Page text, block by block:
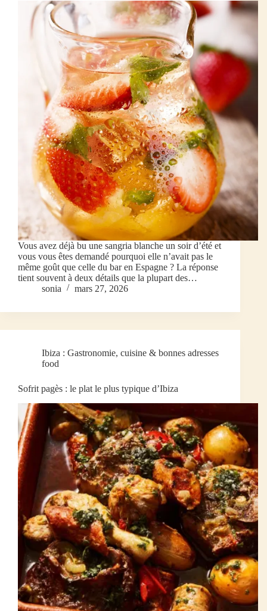
Vous avez déjà bu une sangria blanche un soir d’été et
vous vous êtes demandé pourquoi elle n’avait pas le
même goût que celle du bar en Espagne ? La réponse
tient souvent à deux détails que la plupart des…
sonia
mars 27, 2026
Ibiza : Gastronomie, cuisine & bonnes adresses
food
Sofrit pagès : le plat le plus typique d’Ibiza